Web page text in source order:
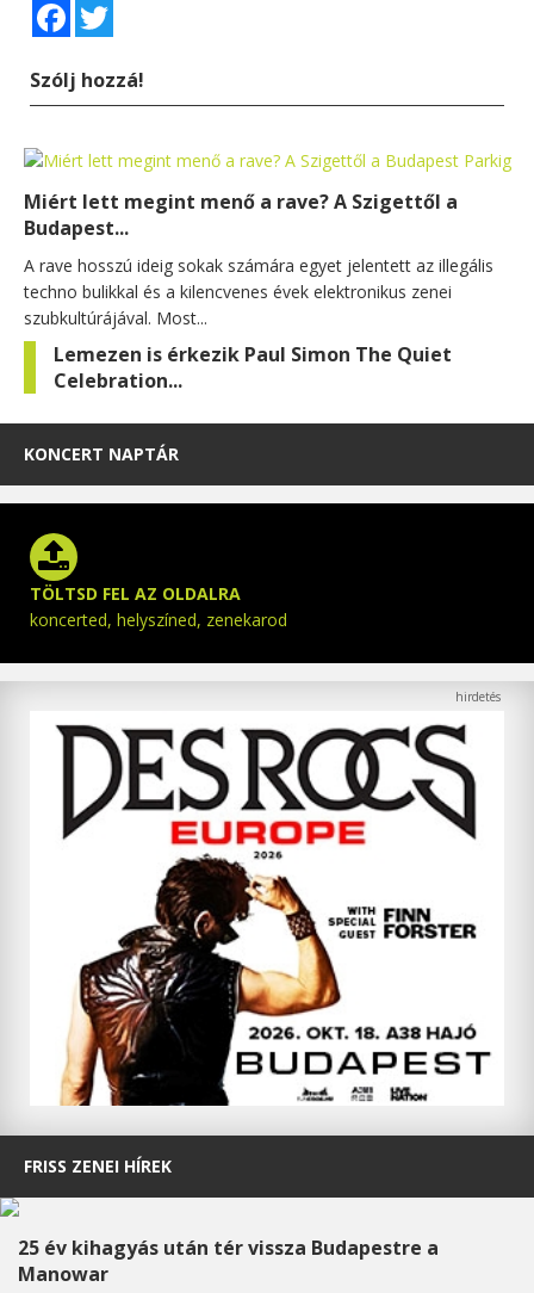
Facebook
Szólj hozzá!
Miért lett megint menő a rave? A Szigettől a
Budapest...
A rave hosszú ideig sokak számára egyet jelentett az illegális
techno bulikkal és a kilencvenes évek elektronikus zenei
szubkultúrájával. Most...
Lemezen is érkezik Paul Simon The Quiet
Celebration...
KONCERT NAPTÁR
TÖLTSD FEL AZ OLDALRA
koncerted, helyszíned, zenekarod
FRISS ZENEI HÍREK
25 év kihagyás után tér vissza Budapestre a
Manowar